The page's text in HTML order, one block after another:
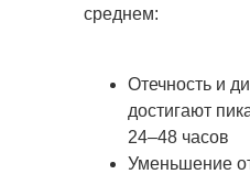
среднем:
Отечность и
достигают
24–48 часов
Уменьшение